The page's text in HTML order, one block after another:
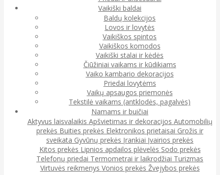
Vaikiški baldai
Baldų kolekcijos
Lovos ir lovytės
Vaikiškos spintos
Vaikiškos komodos
Vaikiški stalai ir kėdės
Čiūžiniai vaikams ir kūdikiams
Vaiko kambario dekoracijos
Priedai lovytėms
Vaikų apsaugos priemonės
Tekstilė vaikams (antklodės, pagalvės)
Namams ir buičiai
Aktyvus laisvalaikis Apšvietimas ir dekoracijos Automobilių
prekės Buities prekės Elektronikos prietaisai Grožis ir
sveikata Gyvūnų prekės Įrankiai Įvairios prekės
Kitos prekės Lipnios apdailos plėvelės Sodo prekės
Telefonų priedai Termometrai ir laikrodžiai Turizmas
Virtuvės reikmenys Vonios prekės Žvejybos prekės